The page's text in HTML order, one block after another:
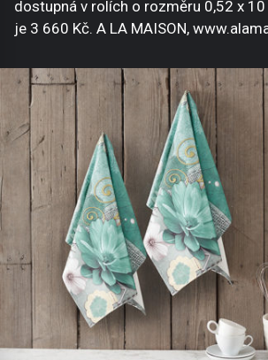
dostupná v rolích o rozměru 0,52 x
je 3 660 Kč. A LA MAISON,